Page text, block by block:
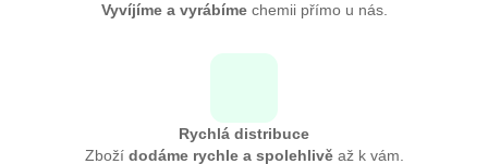
Vyvíjíme a vyrábímechemii přímo u nás.
Rychlá distribuce
Zboží dodáme rychle a spolehlivěaž k vám.